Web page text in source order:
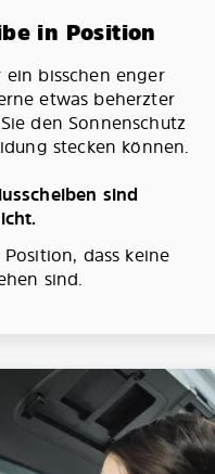
in Position
ein bisschen enger
etwas beherzter
den Sonnenschutz
stecken können.
sind
dass keine
sind.